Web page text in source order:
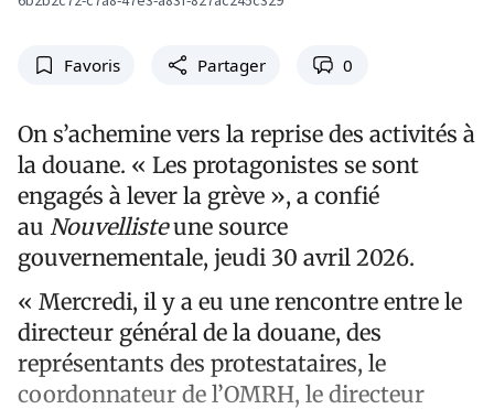
Favoris Partager 0
On s’achemine vers la reprise des activités à
la douane. « Les protagonistes se sont
engagés à lever la grève », a confié
au Nouvellisteune source
gouvernementale, jeudi 30 avril 2026.
« Mercredi, il y a eu une rencontre entre le
directeur général de la douane, des
représentants des protestataires, le
coordonnateur de l’OMRH, le directeur